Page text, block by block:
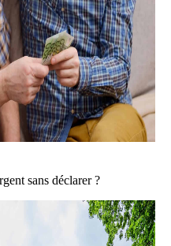
sans déclarer ?